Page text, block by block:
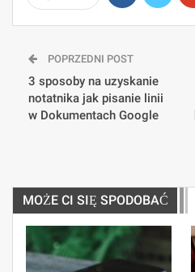
POPRZEDNI POST
3 sposoby na uzyskanie
notatnika jak pisanie linii
w Dokumentach Google
MOŻE CI SIĘ SPODOBAĆ